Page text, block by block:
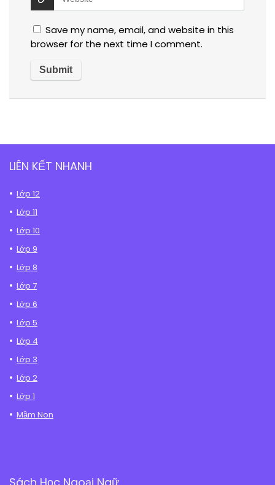
Save my name, email, and website in this
browser for the next time I comment.
LIÊN KẾT NHANH
Lớp 12
Lớp 11
Lớp 10
Lớp 9
Lớp 8
Lớp 7
Lớp 6
Lớp 5
Lớp 4
Lớp 3
Lớp 2
Lớp 1
Mầm Non